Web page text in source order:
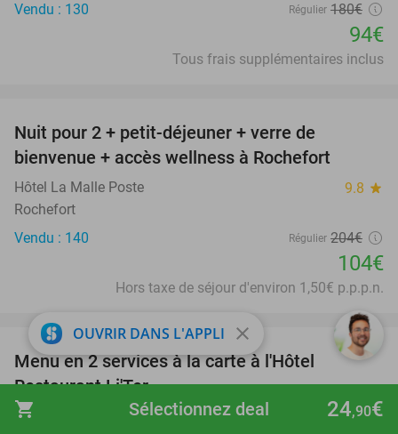
shopping_cart 24,90€
Sélectionnez deal
Vendu : 130
Régulier 180€
94€
Tous frais supplémentaires inclus
Nuit pour 2 + petit-déjeuner + verre de
bienvenue + accès wellness à Rochefort
Hôtel La Malle Poste 9.8 star
Rochefort
Vendu : 140
Régulier 204€
104€
Hors taxe de séjour d'environ 1,50€ p.p.p.n.
24%
favorite_border
Menu en 2 services à la carte à l'Hôtel
Restaurant Li'Ter
Hôtel Restaurant Li´Ter 9.9star
OUVRIR DANS L'APPLI close